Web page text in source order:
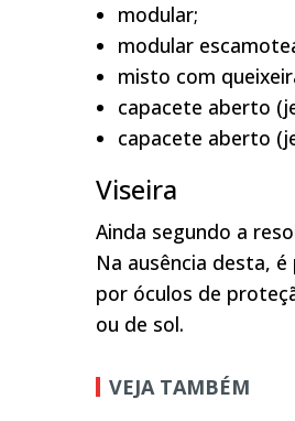
modular;
modular
misto com
capacete aberto
capacete aberto
Viseira
Ainda segundo a
Na ausência desta,
por óculos de
ou de sol.
VEJA TAMBÉM